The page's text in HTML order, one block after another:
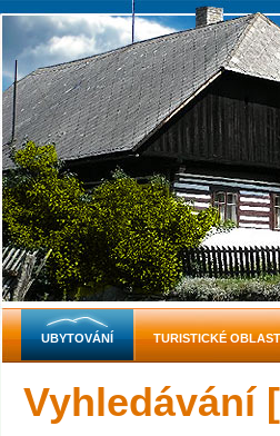
Vyhledávání [
UBYTOVÁNÍ TURISTICKÉ